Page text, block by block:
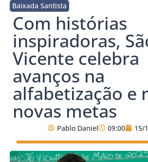
Baixada Santista
Com histórias
inspiradoras,
Vicente celebra
avanços na
alfabetização e
novas metas
Pablo Daniel 09:00 15/